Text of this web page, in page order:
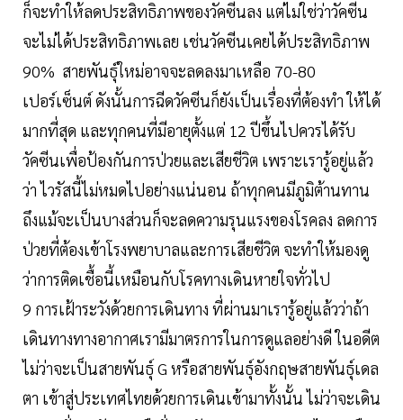
ก็จะทำให้ลดประสิทธิภาพของวัคซีนลง แต่ไม่ใช่ว่าวัคซีน
จะไม่ได้ประสิทธิภาพเลย เช่นวัคซีนเคยได้ประสิทธิภาพ
90% สายพันธุ์ใหม่อาจจะลดลงมาเหลือ 70-80
เปอร์เซ็นต์ ดังนั้นการฉีดวัคซีนก็ยังเป็นเรื่องที่ต้องทำ ให้ได้
มากที่สุด และทุกคนที่มีอายุตั้งแต่ 12 ปีขึ้นไปควรได้รับ
วัคซีนเพื่อป้องกันการป่วยและเสียชีวิต เพราะเรารู้อยู่แล้ว
ว่า ไวรัสนี้ไม่หมดไปอย่างแน่นอน ถ้าทุกคนมีภูมิต้านทาน
ถึงแม้จะเป็นบางส่วนก็จะลดความรุนแรงของโรคลง ลดการ
ป่วยที่ต้องเข้าโรงพยาบาลและการเสียชีวิต จะทำให้มองดู
ว่าการติดเชื้อนี้เหมือนกับโรคทางเดินหายใจทั่วไป
9 การเฝ้าระวังด้วยการเดินทาง ที่ผ่านมาเรารู้อยู่แล้วว่าถ้า
เดินทางทางอากาศเรามีมาตรการในการดูแลอย่างดี ในอดีต
ไม่ว่าจะเป็นสายพันธุ์ G หรือสายพันธุ์อังกฤษสายพันธุ์เดล
ตา เข้าสู่ประเทศไทยด้วยการเดินเข้ามาทั้งนั้น ไม่ว่าจะเดิน